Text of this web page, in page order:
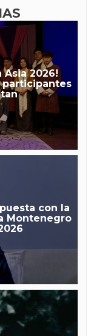
Asia 2026!
participantes
con la
Montenegro